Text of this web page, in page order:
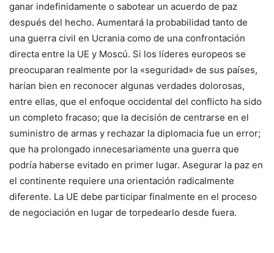
ganar indefinidamente o sabotear un acuerdo de paz
después del hecho. Aumentará la probabilidad tanto de
una guerra civil en Ucrania como de una confrontación
directa entre la UE y Moscú. Si los líderes europeos se
preocuparan realmente por la «seguridad» de sus países,
harían bien en reconocer algunas verdades dolorosas,
entre ellas, que el enfoque occidental del conflicto ha sido
un completo fracaso; que la decisión de centrarse en el
suministro de armas y rechazar la diplomacia fue un error;
que ha prolongado innecesariamente una guerra que
podría haberse evitado en primer lugar. Asegurar la paz en
el continente requiere una orientación radicalmente
diferente. La UE debe participar finalmente en el proceso
de negociación en lugar de torpedearlo desde fuera.